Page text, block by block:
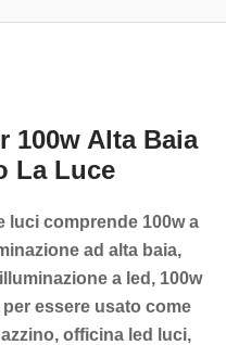
100w Alta Baia
La Luce
luci comprende 100w a
ad alta baia,
a led, 100w
essere usato come
officina led luci,